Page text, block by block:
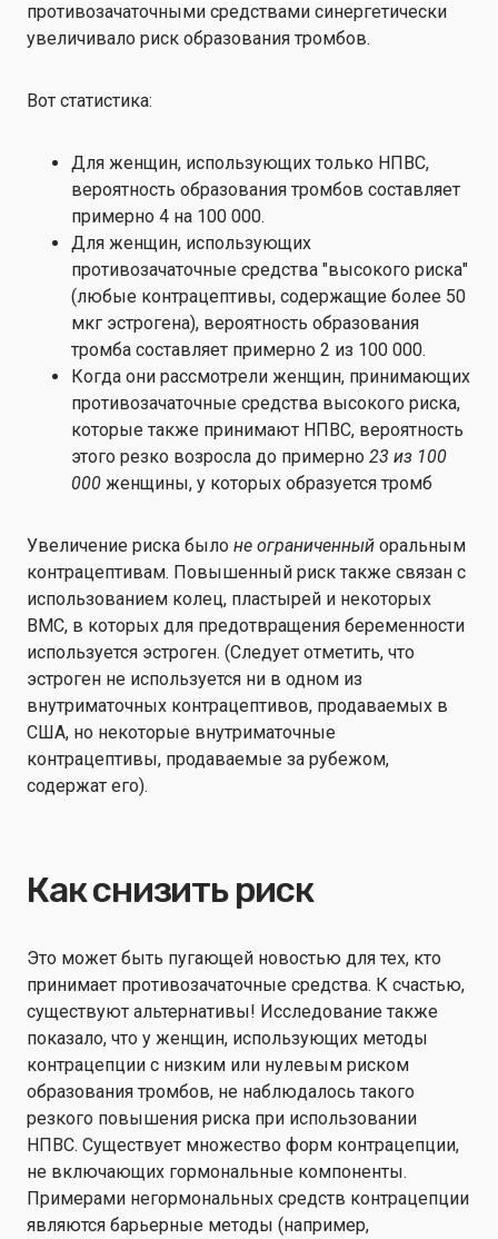
противозачаточными средствами синергетически
увеличивало риск образования тромбов.
Вот статистика:
Для женщин, использующих только НПВС,
вероятность образования тромбов составляет
примерно 4 на 100 000.
Для женщин, использующих
противозачаточные средства "высокого риска"
(любые контрацептивы, содержащие более 50
мкг эстрогена), вероятность образования
тромба составляет примерно 2 из 100 000.
Когда они рассмотрели женщин, принимающих
противозачаточные средства высокого риска,
которые также принимают НПВС, вероятность
этого резко возросла до примерно 23 из 100
000 женщины, у которых образуется тромб
Увеличение риска было не ограниченный оральным
контрацептивам. Повышенный риск также связан с
использованием колец, пластырей и некоторых
ВМС, в которых для предотвращения беременности
используется эстроген. (Следует отметить, что
эстроген не используется ни в одном из
внутриматочных контрацептивов, продаваемых в
США, но некоторые внутриматочные
контрацептивы, продаваемые за рубежом,
содержат его).
Как снизить риск
Это может быть пугающей новостью для тех, кто
принимает противозачаточные средства. К счастью,
существуют альтернативы! Исследование также
показало, что у женщин, использующих методы
контрацепции с низким или нулевым риском
образования тромбов, не наблюдалось такого
резкого повышения риска при использовании
НПВС. Существует множество форм контрацепции,
не включающих гормональные компоненты.
Примерами негормональных средств контрацепции
являются барьерные методы (например,